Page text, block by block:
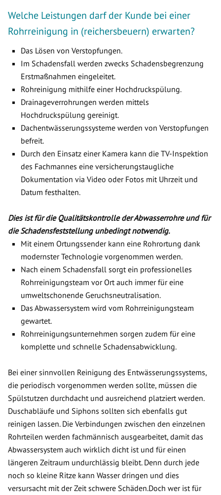
Welche Leistungen darf der Kunde bei einer
Rohrreinigung in (reichersbeuern) erwarten?
Das Lösen von Verstopfungen.
Im Schadensfall werden zwecks Schadensbegrenzung
Erstmaßnahmen eingeleitet.
Rohreinigung mithilfe einer Hochdruckspülung.
Drainageverrohrungen werden mittels
Hochdruckspülung gereinigt.
Dachentwässerungssysteme werden von Verstopfungen
befreit.
Durch den Einsatz einer Kamera kann die TV-Inspektion
des Fachmannes eine versicherungstaugliche
Dokumentation via Video oder Fotos mit Uhrzeit und
Datum festhalten.
Dies ist für die Qualitätskontrolle der Abwasserrohre und für
die Schadensfeststellung unbedingt notwendig.
Mit einem Ortungssender kann eine Rohrortung dank
modernster Technologie vorgenommen werden.
Nach einem Schadensfall sorgt ein professionelles
Rohrreinigungsteam vor Ort auch immer für eine
umweltschonende Geruchsneutralisation.
Das Abwassersystem wird vom Rohrreinigungsteam
gewartet.
Rohrreinigungsunternehmen sorgen zudem für eine
komplette und schnelle Schadensabwicklung.
Bei einer sinnvollen Reinigung des Entwässerungssystems,
die periodisch vorgenommen werden sollte, müssen die
Spülstutzen durchdacht und ausreichend platziert werden.
Duschabläufe und Siphons sollten sich ebenfalls gut
reinigen lassen. Die Verbindungen zwischen den einzelnen
Rohrteilen werden fachmännisch ausgearbeitet, damit das
Abwassersystem auch wirklich dicht ist und für einen
längeren Zeitraum undurchlässig bleibt. Denn durch jede
noch so kleine Ritze kann Wasser dringen und dies
versursacht mit der Zeit schwere Schäden.Doch wer ist für